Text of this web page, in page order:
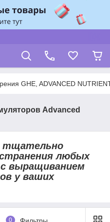
GHE, ADVANCED
Advanced
тщательно
любых
выращиванием
у ваших
0 Фильтры